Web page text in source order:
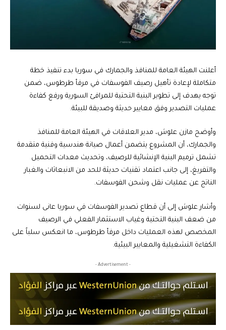
أعلنت الهيئة العامة للمنافذ والجمارك في سوريا بدء تنفيذ خطة
متكاملة لإعادة تأهيل رصيف الفوسفات في مرفأ طرطوس، ضمن
توجه يهدف إلى تطوير البنية التحتية للمرافئ السورية ورفع كفاءة
عمليات التصدير وفق معايير حديثة وصديقة للبيئة.
وأوضح مازن علوش، مدير العلاقات في الهيئة العامة للمنافذ
والجمارك، أن المشروع يتضمن أعمال صيانة هندسية وفنية متقدمة
تشمل ترميم البنية الإنشائية للرصيف، وتحديث معدات التحميل
والتفريغ، إلى جانب اعتماد تقنيات حديثة للحد من الانبعاثات والغبار
الناتج عن عمليات نقل وشحن الفوسفات.
وأشار علوش إلى أن قطاع تصدير الفوسفات في سوريا عانى لسنوات
من ضعف البنية التحتية وغياب الاستثمار الفعلي في الرصيف
المخصص لهذه العمليات داخل مرفأ طرطوس، ما انعكس سلباً على
الكفاءة التشغيلية والمعايير البيئية.
- Advertisement -